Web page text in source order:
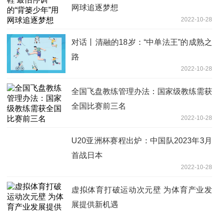
网球追逐梦想
2022-10-28
对话丨清融的18岁：“中单法王”的成熟之
路
2022-10-28
全国飞盘教练管理办法：国家级教练需获
全国比赛前三名
2022-10-28
U20亚洲杯赛程出炉：中国队2023年3月
首战日本
2022-10-28
虚拟体育打破运动次元壁 为体育产业发
展提供新机遇